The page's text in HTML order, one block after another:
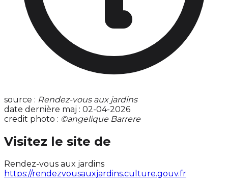
source : Rendez-vous aux jardins
date dernière maj : 02-04-2026
credit photo : ©angelique Barrere
Visitez le site de
Rendez-vous aux jardins
https://rendezvousauxjardins.culture.gouv.fr